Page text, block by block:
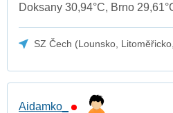
Doksany 30,94°C, Brno
SZ Čech (Lounsko,
Aidamko_